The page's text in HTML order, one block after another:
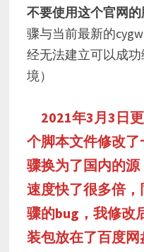
不要使用这个官网
骤与当前最新的
经无法建立可以成
境）
2021年3月3日
个脚本文件修改
骤换为了国内的
速度快了很多倍
骤的bug，我修改
装包放在了百度